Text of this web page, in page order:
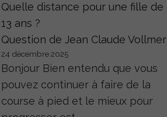
Quelle distance pour une fille de
13 ans ?
Question de Jean Claude Vollmer
24 décembre 2025
Bonjour Bien entendu que vous
pouvez continuer à faire de la
course à pied et le mieux pour